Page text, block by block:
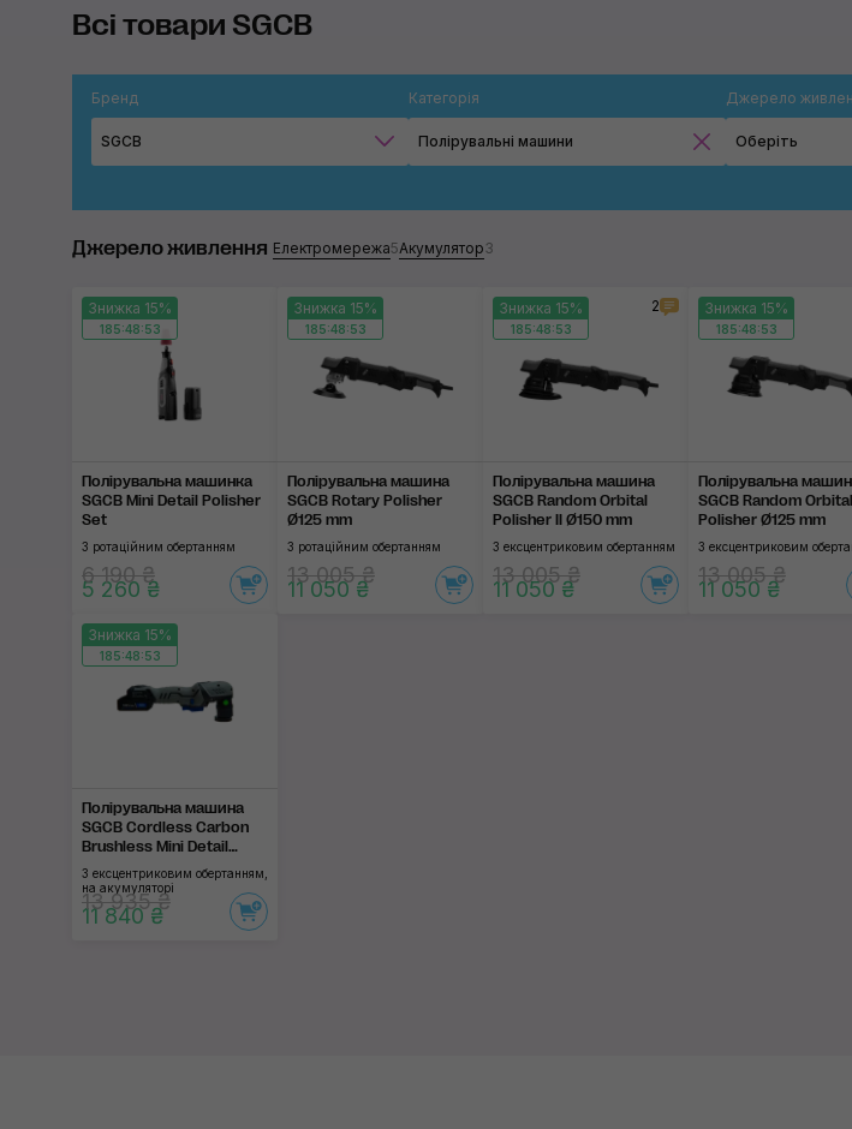
Всі товари SGCB
Бренд
SGCB
Категорія
Полірувальні машини
Джерело
Оберіть
Джерело живлення Електромережа5Акумулятор3
Знижка 15%
185:48:53
Полірувальна машинка
SGCB Mini Detail Polisher
Set
З ротаційним обертанням
6 190 ₴
5 260 ₴
Знижка 15%
185:48:53
Полірувальна машина
SGCB Rotary Polisher
Ø125 mm
З ротаційним обертанням
13 005 ₴
11 050 ₴
Знижка 15%
185:48:53
2
Полірувальна машина
SGCB Random Orbital
Polisher II Ø150 mm
З ексцентриковим обертанням
13 005 ₴
11 050 ₴
Знижка 15%
185:48:53
Полірувальна
SGCB Random Orbital
Polisher Ø125 mm
З ексцентриковим
13 005 ₴
11 050 ₴
Знижка 15%
185:48:53
Полірувальна машина
SGCB Cordless Carbon
Brushless Mini Detail
Polisher
З ексцентриковим обертанням,
на акумуляторі
13 935 ₴
11 840 ₴